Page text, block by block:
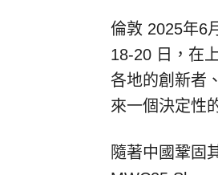
倫敦 2025年6
18-20 日，在
各地的創新者
來一個決定性
隨著中國鞏固